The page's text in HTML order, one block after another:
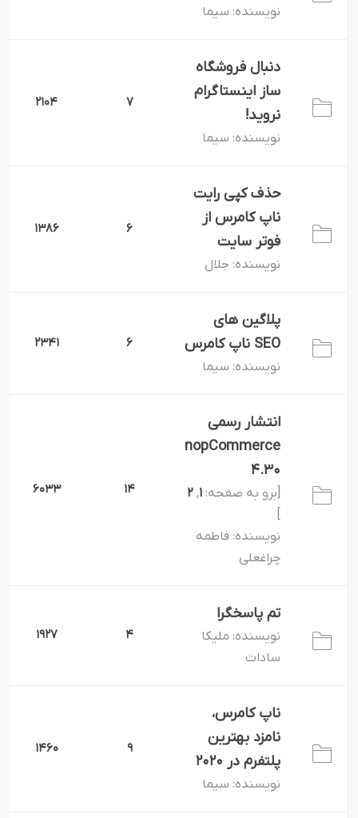
نویسنده: سیما
دنبال فروشگاه
ساز اینستاگرام
نروید!
نویسنده: سیما
7
2104
حذف کپی رایت
ناپ کامرس از
فوتر سایت
نویسنده: جلال
6
1386
پلاگین های
SEO ناپ کامرس
نویسنده: سیما
6
2341
انتشار رسمی
nopCommerce
4.30
[برو به صفحه: 1
,
2
]
نویسنده: فاطمه
چراغعلی
14
6033
تم پاسخگرا
نویسنده: ملیکا
سادات
4
1927
ناپ کامرس،
نامزد بهترین
پلتفرم در 2020
نویسنده: سیما
9
1460